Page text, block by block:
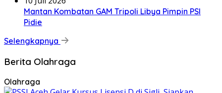
Mantan Kombatan GAM Tripoli Libya Pimpin PSI
Pidie
Selengkapnya
Berita Olahraga
Olahraga